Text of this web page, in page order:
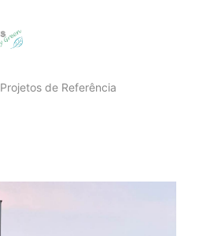
Projetos de Referência